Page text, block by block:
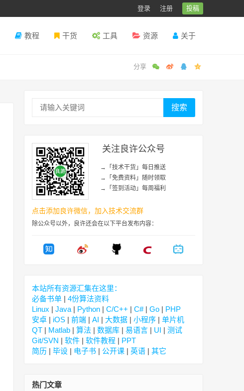
登录 注册 投稿
教程 干货 工具 资源 关于
搜索
关注良许公众号
→「技术干货」每日推送
→「免费资料」随时领取
→「签到活动」每周福利
点击添加良许微信，加入技术交流群
除公众号以外，良许还会在以下平台发布内容：
本站所有资源汇集在这里：
必备书单 | 4份算法资料
Linux | Java | Python | C/C++ | C#| Go | PHP
安卓 | iOS | 前端 | AI | 大数据 | 小程序 | 单片机
QT | Matlab | 算法 | 数据库 | 易语言 | UI | 测试
Git/SVN | 软件 | 软件教程 | PPT
简历 | 毕设 | 电子书 | 公开课 | 英语 | 其它
热门文章